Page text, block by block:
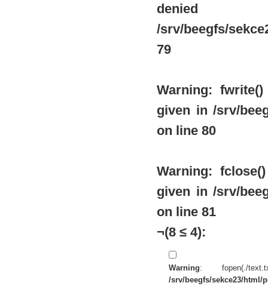
/srv/beegfs/
79
Warning:
given in /srv/
on line 80
Warning:
given in /srv/
on line 81
¬(8 ≤ 4):
Warning: fopen(./
/srv/beegfs/sekce23/html/